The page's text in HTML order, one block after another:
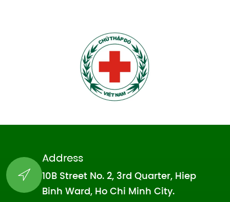
Address
10B Street No. 2, 3rd Quarter, Hiep
Binh Ward, Ho Chi Minh City.